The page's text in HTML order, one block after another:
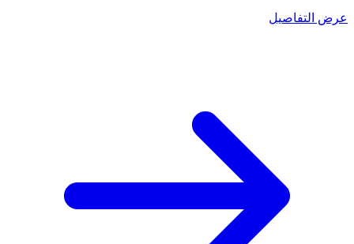
عرض التفاصيل